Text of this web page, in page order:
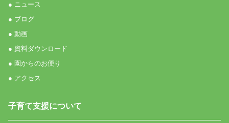
● ニュース
● ブログ
● 動画
● 資料ダウンロード
● 園からのお便り
● アクセス
子育て支援について